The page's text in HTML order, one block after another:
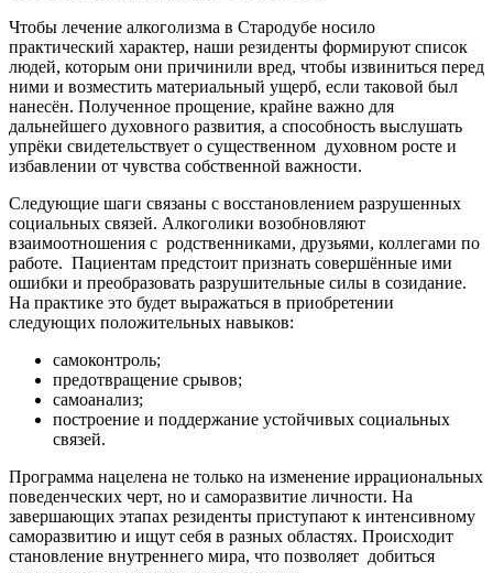
Чтобы лечение алкоголизма в Стародубе носило
практический характер, наши резиденты формируют список
людей, которым они причинили вред, чтобы извиниться перед
ними и возместить материальный ущерб, если таковой был
нанесён. Полученное прощение, крайне важно для
дальнейшего духовного развития, а способность выслушать
упрёки свидетельствует о существенном духовном росте и
избавлении от чувства собственной важности.
Следующие шаги связаны с восстановлением разрушенных
социальных связей. Алкоголики возобновляют
взаимоотношения с родственниками, друзьями, коллегами по
работе. Пациентам предстоит признать совершённые ими
ошибки и преобразовать разрушительные силы в созидание.
На практике это будет выражаться в приобретении
следующих положительных навыков:
самоконтроль;
предотвращение срывов;
самоанализ;
построение и поддержание устойчивых социальных
связей.
Программа нацелена не только на изменение иррациональных
поведенческих черт, но и саморазвитие личности. На
завершающих этапах резиденты приступают к интенсивному
саморазвитию и ищут себя в разных областях. Происходит
становление внутреннего мира, что позволяет добиться